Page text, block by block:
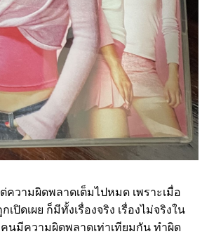
วามผิดพลาดเต็มไปหมด เพราะเมื่อ
เปิดเผย ก็มีทั้งเรื่องจริง เรื่องไม่จริงใน
นมีความผิดพลาดเท่าเทียมกัน ทำผิด